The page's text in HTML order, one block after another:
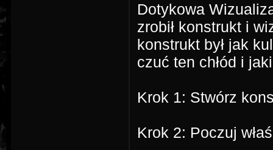
Dotykowa
zrobił konstrukt i
konstrukt był jak
czuć ten chłód i
Krok 1: Stwórz
Krok 2: Poczuj